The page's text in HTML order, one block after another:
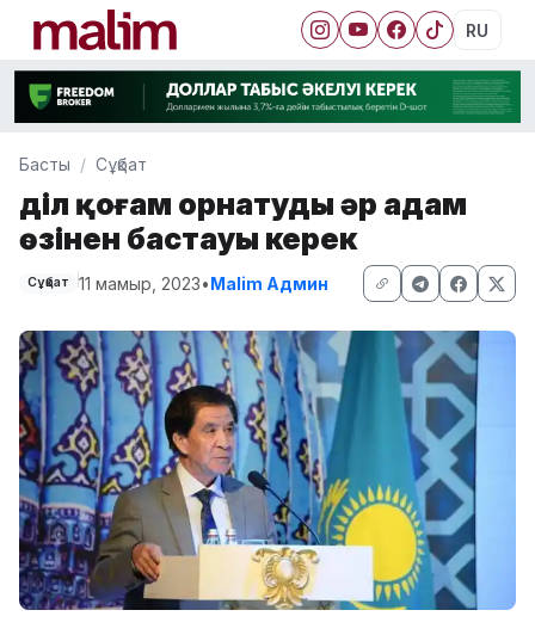
RU
Басты Сұқбат
Әділ қоғам орнатуды әр адам
өзінен бастауы керек
Сұқбат 11 мамыр, 2023•Malim Админ